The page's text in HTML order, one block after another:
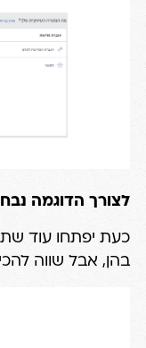
לצורך הדוגמה
כעת יפתחו עוד
בהן, אבל שווה